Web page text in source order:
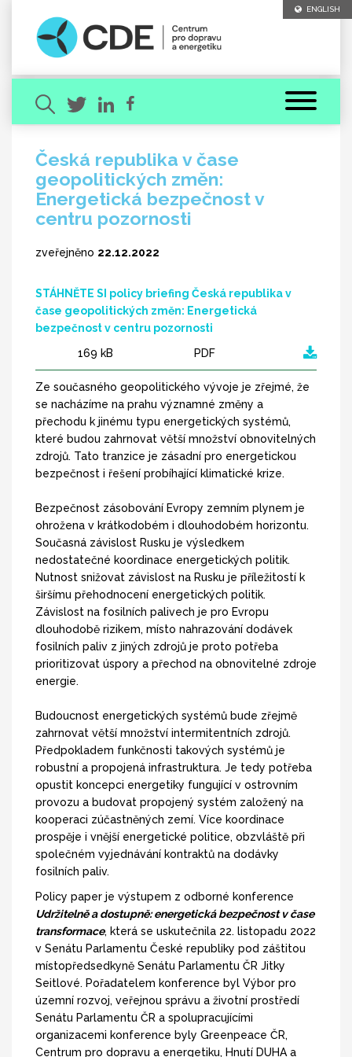
ENGLISH
Česká republika v čase
geopolitických změn:
Energetická bezpečnost v
centru pozornosti
zveřejněno 22.12.2022
STÁHNĚTE SI policy briefing Česká republika v
čase geopolitických změn: Energetická
bezpečnost v centru pozornosti
169 kB
PDF
Ze současného geopolitického vývoje je zřejmé, že
se nacházíme na prahu významné změny a
přechodu k jinému typu energetických systémů,
které budou zahrnovat větší množství obnovitelných
zdrojů. Tato tranzice je zásadní pro energetickou
bezpečnost i řešení probíhající klimatické krize.
Bezpečnost zásobování Evropy zemním plynem je
ohrožena v krátkodobém i dlouhodobém horizontu.
Současná závislost Rusku je výsledkem
nedostatečné koordinace energetických politik.
Nutnost snižovat závislost na Rusku je příležitostí k
širšímu přehodnocení energetických politik.
Závislost na fosilních palivech je pro Evropu
dlouhodobě rizikem, místo nahrazování dodávek
fosilních paliv z jiných zdrojů je proto potřeba
prioritizovat úspory a přechod na obnovitelné zdroje
energie.
Budoucnost energetických systémů bude zřejmě
zahrnovat větší množství intermitentních zdrojů.
Předpokladem funkčnosti takových systémů je
robustní a propojená infrastruktura. Je tedy potřeba
opustit koncepci energetiky fungující v ostrovním
provozu a budovat propojený systém založený na
kooperaci zúčastněných zemí. Více koordinace
prospěje i vnější energetické politice, obzvláště při
společném vyjednávání kontraktů na dodávky
fosilních paliv.
Policy paper je výstupem z odborné konference
Udržitelně a dostupně: energetická bezpečnost v čase
transformace, která se uskutečnila 22. listopadu 2022
v Senátu Parlamentu České republiky pod záštitou
místopředsedkyně Senátu Parlamentu ČR Jitky
Seitlové. Pořadatelem konference byl Výbor pro
územní rozvoj, veřejnou správu a životní prostředí
Senátu Parlamentu ČR a spolupracujícími
organizacemi konference byly Greenpeace ČR,
Centrum pro dopravu a energetiku, Hnutí DUHA a
Hledaný výraz
VYHLEDAT [ zavřít ]